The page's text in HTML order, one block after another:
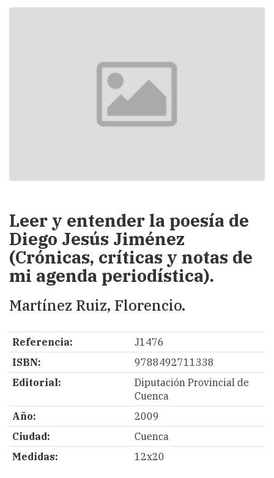
Leer y entender la poesía de
Diego Jesús Jiménez
(Crónicas, críticas y notas de
mi agenda periodística).
Martínez Ruiz, Florencio.
Referencia:
J1476
ISBN:
9788492711338
Editorial:
Diputación Provincial de
Cuenca
Año:
2009
Ciudad:
Cuenca
Medidas:
12x20